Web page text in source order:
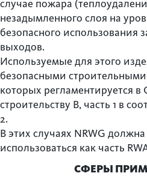
случае пожара
незадымленного слоя на
безопасного использования
выходов.
Используемые для этого
безопасными
которых регламентируется в
строительству B, часть 1 в
2.
В этих случаях NRWG
использоваться как часть
СФЕРЫ